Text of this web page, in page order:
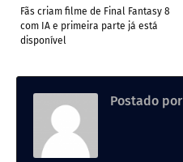
Fãs criam filme de Final Fantasy 8
com IA e primeira parte já está
disponível
Postado por